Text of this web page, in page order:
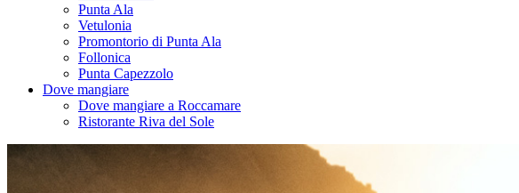
Punta Ala
Vetulonia
Promontorio di Punta Ala
Follonica
Punta Capezzolo
Dove mangiare
Dove mangiare a Roccamare
Ristorante Riva del Sole